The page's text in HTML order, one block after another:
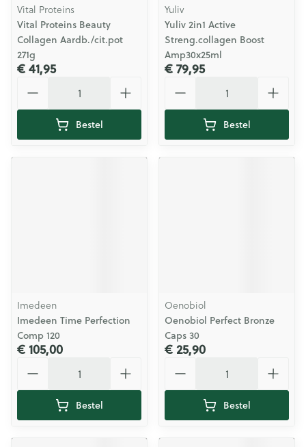
Vital Proteins
Vital Proteins Beauty
Collagen Aardb./cit.pot
271g
€ 41,95
Bestel
Yuliv
Yuliv 2in1 Active
Streng.collagen Boost
Amp30x25ml
€ 79,95
Bestel
Imedeen
Imedeen Time Perfection
Comp 120
€ 105,00
Bestel
Oenobiol
Oenobiol Perfect Bronze
Caps 30
€ 25,90
Bestel